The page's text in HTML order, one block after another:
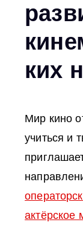
ких
Мир кино
учиться и
актёрское